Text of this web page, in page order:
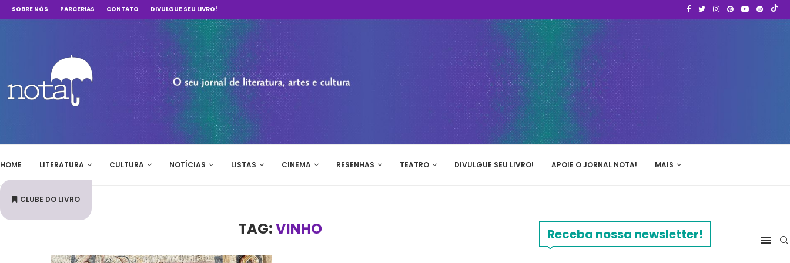
SOBRE NÓS PARCERIAS CONTATO DIVULGUE SEU LIVRO!
HOME LITERATURA CULTURA NOTÍCIAS LISTAS CINEMA RESENHAS TEATRO DIVULGUE SEU LIVRO! APOIE O JORNAL NOTA! MAIS
CLUBE DO LIVRO
TAG:VINHO Receba nossa newsletter!